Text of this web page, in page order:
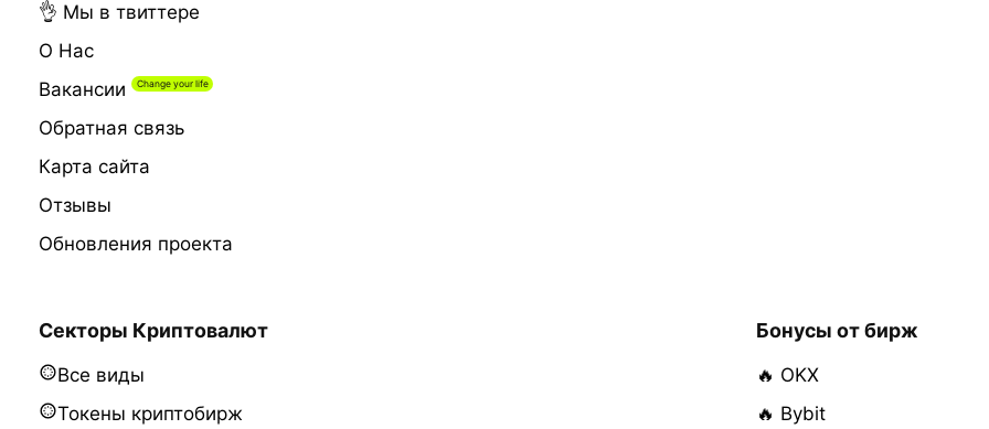
👌 Мы в твиттере
О Нас
Вакансии
Обратная связь
Карта сайта
Отзывы
Обновления проекта
Секторы Криптовалют
Все виды
Токены криптобирж
Бонусы от бирж
🔥 OKX
🔥 Bybit